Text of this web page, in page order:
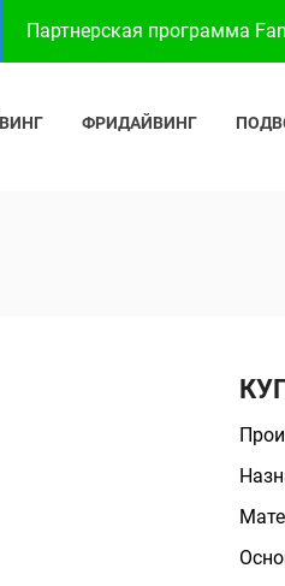
Партнерская программа
ФРИДАЙВИНГ